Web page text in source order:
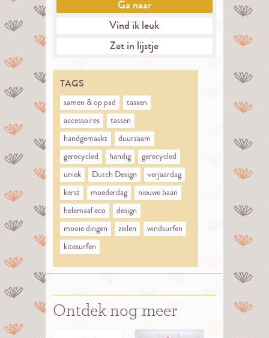
Ga naar
Vind ik leuk
Zet in lijstje
TAGS
samen & op pad
tassen
accessoires
tassen
handgemaakt
duurzaam
gerecycled
handig
gerecycled
uniek
Dutch Design
verjaardag
kerst
moederdag
nieuwe baan
helemaal eco
design
mooie dingen
zeilen
windsurfen
kitesurfen
Ontdek nog meer